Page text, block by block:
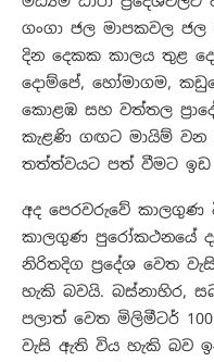
ගංගා ජල මාපකවල
දින දෙකක කාලය තුළ
දොම්පේ, හෝමාගම,
කොළඹ සහ වත්තල
කැළණි ගඟට මායිම් වන
තත්ත්වයට පත් වීමට ඉඩ
අද පෙරවරුවේ කාලගුණ
කාලගුණ පුරෝකථනයේ
නිරිතදිග ප්‍රදේශ වෙත
හැකි බවයි. බස්නාහිර,
පලාත් වෙත මිලිමීටර්
වැසි ඇති විය හැකි බව